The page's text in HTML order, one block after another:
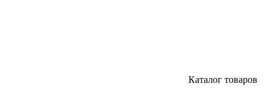
Каталог товаров